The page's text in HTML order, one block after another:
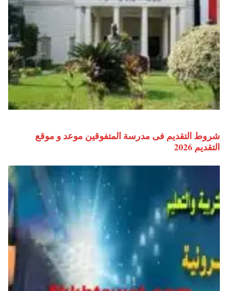
شروط التقديم فى مدرسة المتفوقين موعد و موقع
التقديم 2026